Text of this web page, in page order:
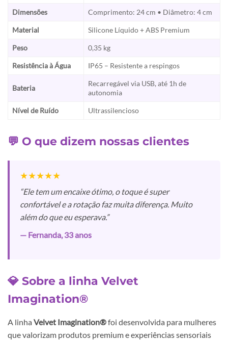
Dimensões Comprimento: 24 cm • Diâmetro: 4 cm
Material Silicone Líquido + ABS Premium
Peso 0,35 kg
Resistência à Água IP65 – Resistente a respingos
Bateria
Recarregável via USB, até 1h de
autonomia
Nível de Ruído Ultrassilencioso
💬 O que dizem nossas clientes
★★★★★
“Ele tem um encaixe ótimo, o toque é super
confortável e a rotação faz muita diferença. Muito
além do que eu esperava.”
— Fernanda, 33 anos
💎 Sobre a linha Velvet
Imagination®
A linha Velvet Imagination®foi desenvolvida para mulheres
que valorizam produtos premium e experiências sensoriais